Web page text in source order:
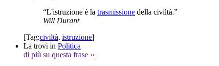
“L'istruzione è la trasmissione della civiltà.”
Will Durant
[Tag:civiltà, istruzione]
La trovi in Politica
di più su questa frase ››